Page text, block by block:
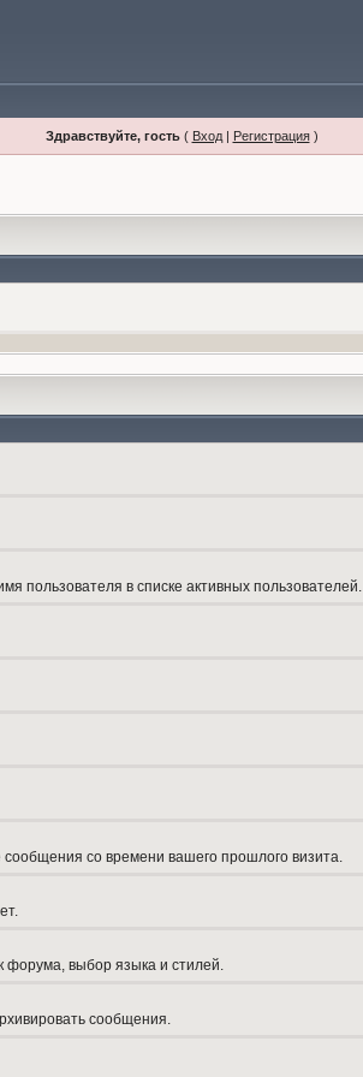
Здравствуйте, гость( Вход| Регистрация)
пользователя в списке активных пользователей.
со времени вашего прошлого визита.
форума, выбор языка и стилей.
сообщения.